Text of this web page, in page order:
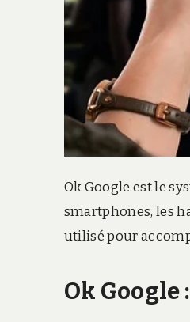
Ok Google est le
smartphones, les
utilisé pour
Ok